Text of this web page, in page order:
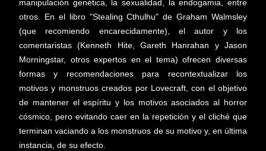
manipulación genética, la sexualidad, la endogamia, entre
otros. En el libro "Stealing Cthulhu" de Graham Walmsley
(que recomiendo encarecidamente), el autor y los
comentaristas (Kenneth Hite, Gareth Hanrahan y Jason
Morningstar, otros expertos en el tema) ofrecen diversas
formas y recomendaciones para recontextualizar los
motivos y monstruos creados por Lovecraft, con el objetivo
de mantener el espíritu y los motivos asociados al horror
cósmico, pero evitando caer en la repetición y el cliché que
terminan vaciando a los monstruos de su motivo y, en última
instancia, de su efecto.